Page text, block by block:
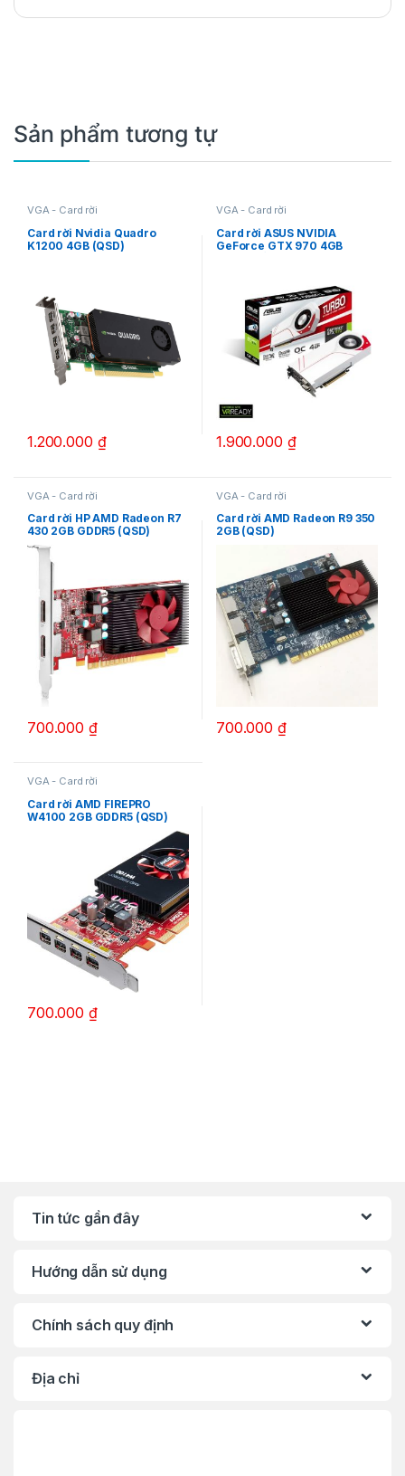
Sản phẩm tương tự
VGA - Card rời
Card rời Nvidia Quadro
K1200 4GB (QSD)
1.200.000 ₫
VGA - Card rời
Card rời ASUS NVIDIA
GeForce GTX 970 4GB
1.900.000 ₫
VGA - Card rời
Card rời HP AMD Radeon R7
430 2GB GDDR5 (QSD)
700.000 ₫
VGA - Card rời
Card rời AMD Radeon R9 350
2GB (QSD)
700.000 ₫
VGA - Card rời
Card rời AMD FIREPRO
W4100 2GB GDDR5 (QSD)
700.000 ₫
Tin tức gần đây
Hướng dẫn sử dụng
Chính sách quy định
Địa chỉ